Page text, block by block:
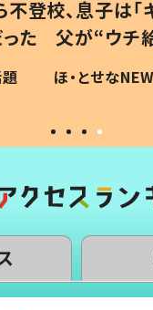
登校、息子は「
った 父が“ウチ
ける理由とは #令
ほ・とせな